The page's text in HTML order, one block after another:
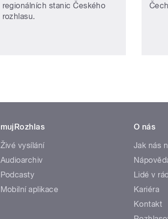
regionálních stanic Českého
rozhlasu.
mujRozhlas
Živé vysílání
Audioarchiv
Podcasty
Mobilní aplikace
O nás
Jak nás
Lidé v
Kariéra
Kontakt